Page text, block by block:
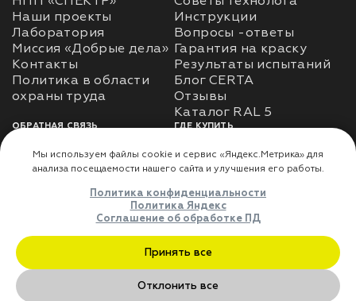
Наши проекты
Лаборатория
Миссия «Добрые дела»
Контакты
Политика в области
Инструкции
Вопросы -ответы
Гарантия на краску
Результаты испытаний
Блог CERTA
Отзывы
Каталог RAL 5
ОБРАТНАЯ СВЯЗЬ
Использование
использования личных
Оферта
ГДЕ КУПИТЬ
Доставка
Где купить
ДЛЯ ПАРТНЁРОВ